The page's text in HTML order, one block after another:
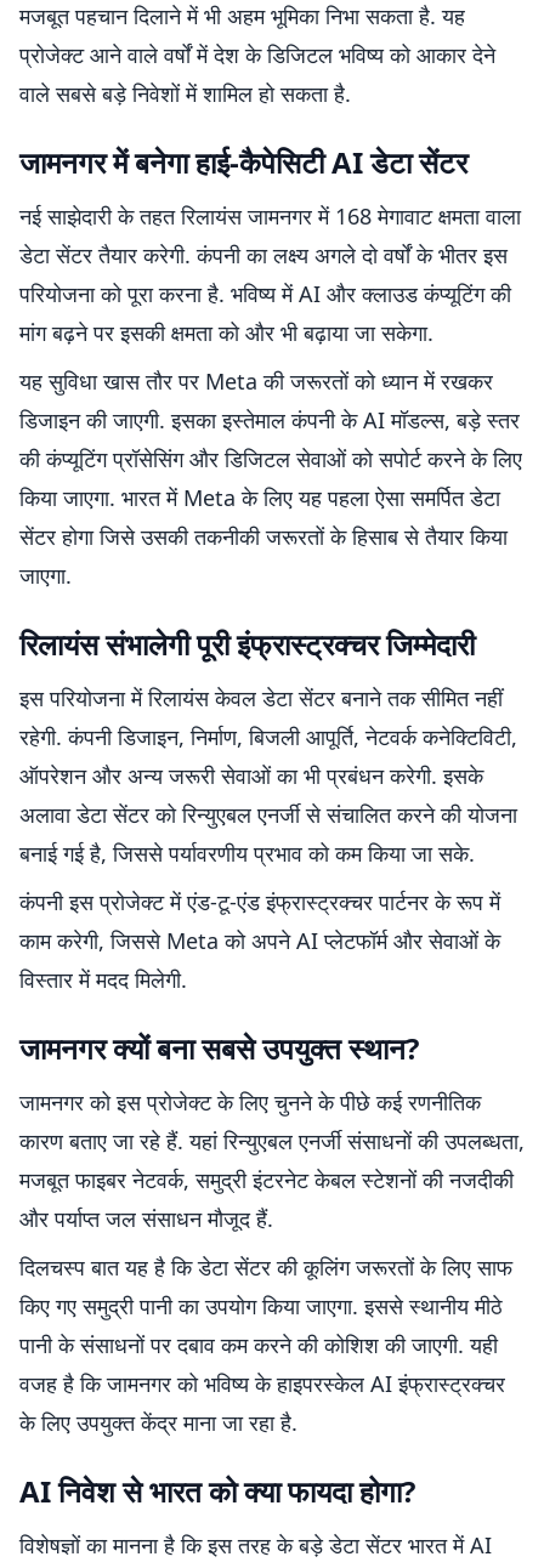
मजबूत पहचान दिलाने में भी अहम भूमिका निभा सकता है. यह
प्रोजेक्ट आने वाले वर्षों में देश के डिजिटल भविष्य को आकार देने
वाले सबसे बड़े निवेशों में शामिल हो सकता है.
जामनगर में बनेगा हाई-कैपेसिटी AI डेटा सेंटर
नई साझेदारी के तहत रिलायंस जामनगर में 168 मेगावाट क्षमता वाला
डेटा सेंटर तैयार करेगी. कंपनी का लक्ष्य अगले दो वर्षों के भीतर इस
परियोजना को पूरा करना है. भविष्य में AI और क्लाउड कंप्यूटिंग की
मांग बढ़ने पर इसकी क्षमता को और भी बढ़ाया जा सकेगा.
यह सुविधा खास तौर पर Meta की जरूरतों को ध्यान में रखकर
डिजाइन की जाएगी. इसका इस्तेमाल कंपनी के AI मॉडल्स, बड़े स्तर
की कंप्यूटिंग प्रॉसेसिंग और डिजिटल सेवाओं को सपोर्ट करने के लिए
किया जाएगा. भारत में Meta के लिए यह पहला ऐसा समर्पित डेटा
सेंटर होगा जिसे उसकी तकनीकी जरूरतों के हिसाब से तैयार किया
जाएगा.
रिलायंस संभालेगी पूरी इंफ्रास्ट्रक्चर जिम्मेदारी
इस परियोजना में रिलायंस केवल डेटा सेंटर बनाने तक सीमित नहीं
रहेगी. कंपनी डिजाइन, निर्माण, बिजली आपूर्ति, नेटवर्क कनेक्टिविटी,
ऑपरेशन और अन्य जरूरी सेवाओं का भी प्रबंधन करेगी. इसके
अलावा डेटा सेंटर को रिन्युएबल एनर्जी से संचालित करने की योजना
बनाई गई है, जिससे पर्यावरणीय प्रभाव को कम किया जा सके.
कंपनी इस प्रोजेक्ट में एंड-टू-एंड इंफ्रास्ट्रक्चर पार्टनर के रूप में
काम करेगी, जिससे Meta को अपने AI प्लेटफॉर्म और सेवाओं के
विस्तार में मदद मिलेगी.
जामनगर क्यों बना सबसे उपयुक्त स्थान?
जामनगर को इस प्रोजेक्ट के लिए चुनने के पीछे कई रणनीतिक
कारण बताए जा रहे हैं. यहां रिन्युएबल एनर्जी संसाधनों की उपलब्धता,
मजबूत फाइबर नेटवर्क, समुद्री इंटरनेट केबल स्टेशनों की नजदीकी
और पर्याप्त जल संसाधन मौजूद हैं.
दिलचस्प बात यह है कि डेटा सेंटर की कूलिंग जरूरतों के लिए साफ
किए गए समुद्री पानी का उपयोग किया जाएगा. इससे स्थानीय मीठे
पानी के संसाधनों पर दबाव कम करने की कोशिश की जाएगी. यही
वजह है कि जामनगर को भविष्य के हाइपरस्केल AI इंफ्रास्ट्रक्चर
के लिए उपयुक्त केंद्र माना जा रहा है.
AI निवेश से भारत को क्या फायदा होगा?
विशेषज्ञों का मानना है कि इस तरह के बड़े डेटा सेंटर भारत में AI